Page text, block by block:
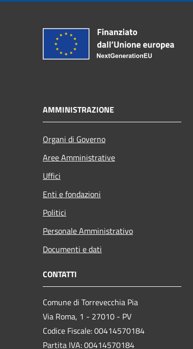
AMMINISTRAZIONE
Organi di Governo
Aree Amministrative
Uffici
Enti e fondazioni
Politici
Personale Amministrativo
Documenti e dati
CONTATTI
Comune di Torrevecchia Pia
Via Roma, 1 - 27010 - PV
Codice Fiscale: 00414570184
Partita IVA: 00414570184